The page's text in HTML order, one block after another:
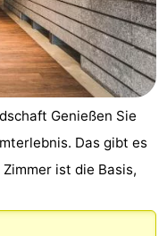
Genießen Sie
Das gibt es
ist die Basis,